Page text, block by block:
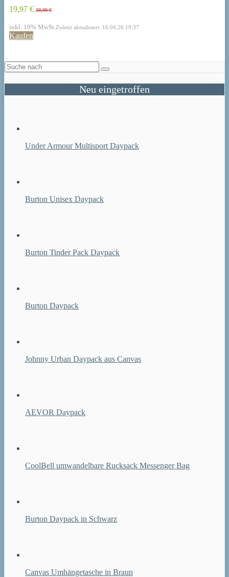
19,97 € 39,99 €
inkl. 19% MwSt. Zuletzt aktualisiert: 16.04.26 19:37
Kaufen
Neu eingetroffen
Under Armour Multisport Daypack
Burton Unisex Daypack
Burton Tinder Pack Daypack
Burton Daypack
Johnny Urban Daypack aus Canvas
AEVOR Daypack
CoolBell umwandelbare Rucksack Messenger Bag
Burton Daypack in Schwarz
Canvas Umhängetasche in Braun